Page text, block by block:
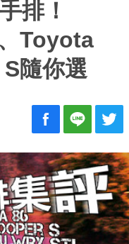
排！
Toyota
隨你選